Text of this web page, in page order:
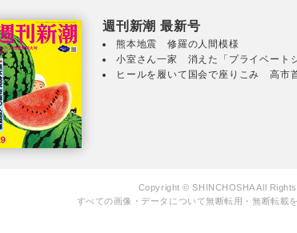
週刊新潮 最新号
熊本地震 修羅の人間模様
小室さん一家 消えた「プライベート
ヒールを履いて国会で座りこみ 高市
Copyright © SHINCHOSHA All
すべての画像・データについて無断転用・無断転載を